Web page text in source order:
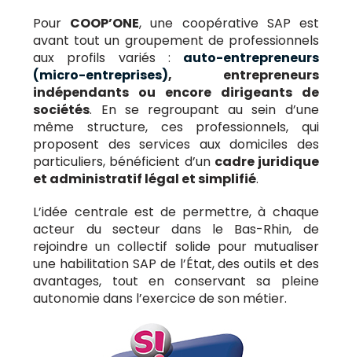
Pour COOP’ONE, une coopérative SAP est
avant tout un groupement de professionnels
aux profils variés : auto-entrepreneurs
(micro-entreprises), entrepreneurs
indépendants ou encore dirigeants de
sociétés. En se regroupant au sein d’une
même structure, ces professionnels, qui
proposent des services aux domiciles des
particuliers, bénéficient d’un cadre juridique
et administratif légal et simplifié.
L’idée centrale est de permettre, à chaque
acteur du secteur dans le Bas-Rhin, de
rejoindre un collectif solide pour mutualiser
une habilitation SAP de l’État, des outils et des
avantages, tout en conservant sa pleine
autonomie dans l’exercice de son métier.